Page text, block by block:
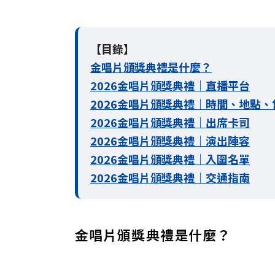
【目錄】
金唱片頒獎典禮是什麼？
2026金唱片頒獎典禮｜直播平台
2026金唱片頒獎典禮｜時間、地點
2026金唱片頒獎典禮｜出席卡司
2026金唱片頒獎典禮｜ 演出陣容
2026金唱片頒獎典禮｜入圍名單
2026金唱片頒獎典禮｜交通指南
金唱片頒獎典禮是什麼？